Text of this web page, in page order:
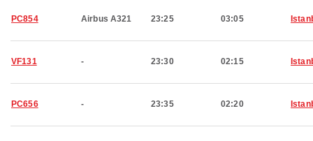
PC854 Airbus A321 23:25 03:05
VF131 - 23:30 02:15
PC656 - 23:35 02:20